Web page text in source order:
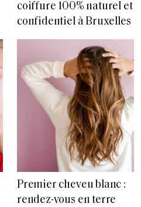
coiffure 100% naturel et
confidentiel à Bruxelles
Premier cheveu blanc :
rendez-vous en terre